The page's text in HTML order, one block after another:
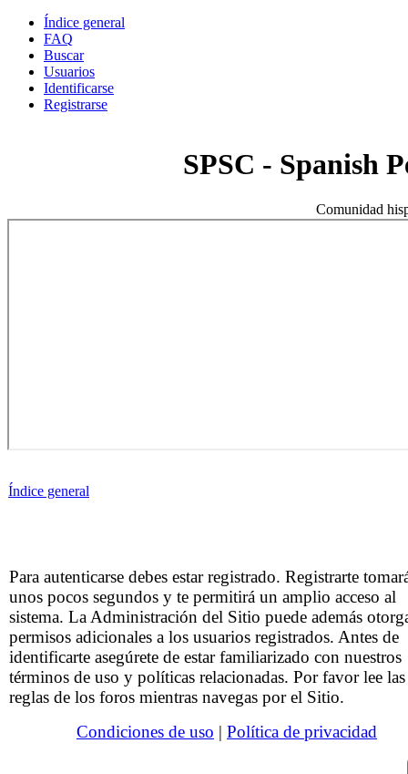
Índice general
FAQ
Buscar
Usuarios
Identificarse
Registrarse
SPSC - Spanish
Comunidad
Índice general
Para autenticarse debes estar registrado. Registrarte
unos pocos segundos y te permitirá un amplio acceso al
sistema. La Administración del Sitio puede además
permisos adicionales a los usuarios registrados. Antes de
identificarte asegúrete de estar familiarizado con nuestros
términos de uso y políticas relacionadas. Por favor lee las
reglas de los foros mientras navegas por el Sitio.
Condiciones de uso | Política de privacidad